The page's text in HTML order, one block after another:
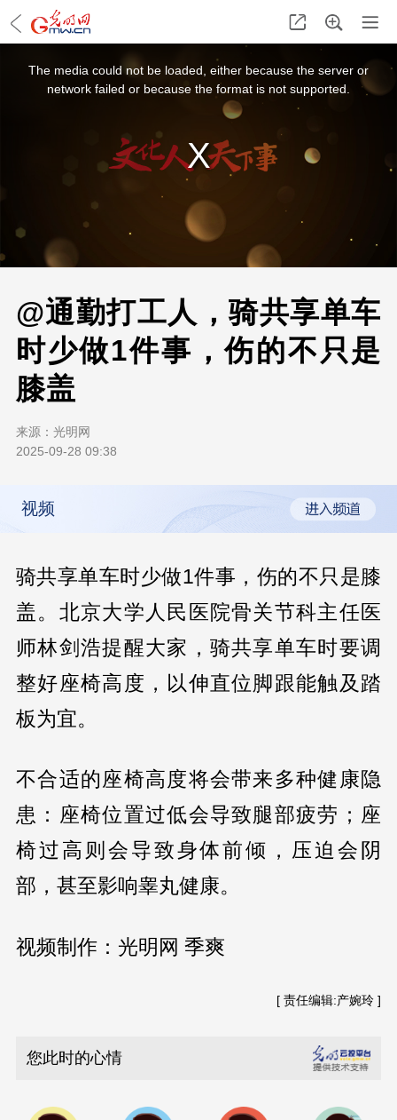
The media could not be loaded, either because the server or
network failed or because the format is not supported.
@通勤打工人，骑共享单车
时少做1件事，伤的不只是
膝盖
来源： 光明网
2025-09-28 09:38
视频
骑共享单车时少做1件事，伤的不只是膝
盖。北京大学人民医院骨关节科主任医
师林剑浩提醒大家，骑共享单车时要调
整好座椅高度，以伸直位脚跟能触及踏
板为宜。
不合适的座椅高度将会带来多种健康隐
患：座椅位置过低会导致腿部疲劳；座
椅过高则会导致身体前倾，压迫会阴
部，甚至影响睾丸健康。
视频制作：光明网 季爽
[ 责任编辑:产婉玲 ]
您此时的心情